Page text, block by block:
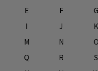
E
F G
I
J K
M
N O
Q
R S